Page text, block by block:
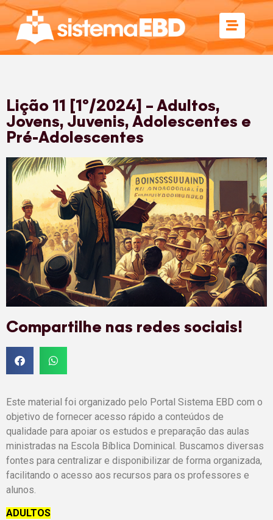
Lição 11 [1º/2024] – Adultos,
Jovens, Juvenis, Adolescentes e
Pré-Adolescentes
Compartilhe nas redes sociais!
Este material foi organizado pelo Portal Sistema EBD com o
objetivo de fornecer acesso rápido a conteúdos de
qualidade para apoiar os estudos e preparação das aulas
ministradas na Escola Bíblica Dominical. Buscamos diversas
fontes para centralizar e disponibilizar de forma organizada,
facilitando o acesso aos recursos para os professores e
alunos.
ADULTOS